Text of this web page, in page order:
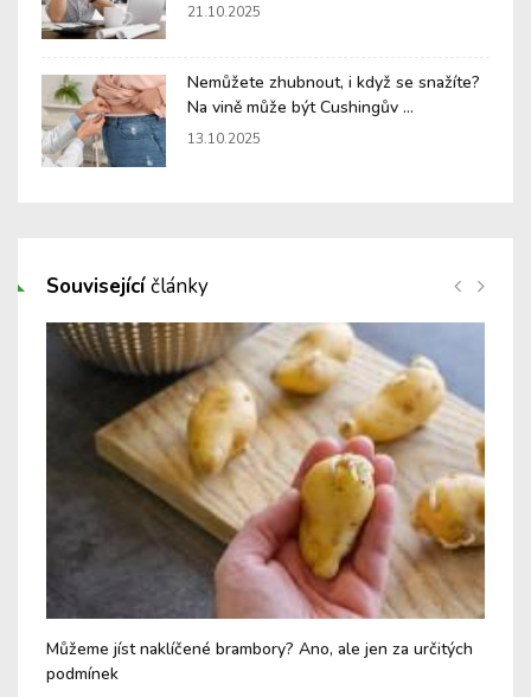
21.10.2025
Nemůžete zhubnout, i když se snažíte?
Na vině může být Cushingův ...
13.10.2025
Souvisejícíčlánky
Můžeme jíst naklíčené brambory? Ano, ale jen za určitých
podmínek